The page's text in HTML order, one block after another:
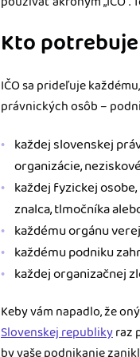
Kto potrebuje
IČO sa prideľuje
právnických osôb –
každej slovenskej
organizácie,
každej fyzickej
znalca, tlmočníka
každému orgánu
každému podniku
každej organizačnej
Keby vám napadlo, že
Slovenskej republikyraz